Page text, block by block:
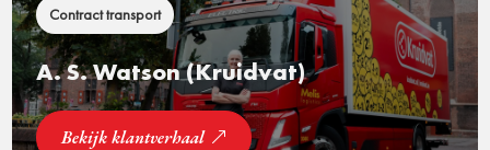
Contract transport
A. S. Watson (Kruidvat)
Bekijk klantverhaal